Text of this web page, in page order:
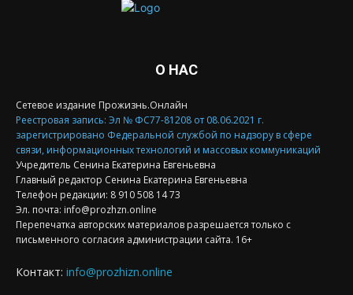
О НАС
Сетевое издание Прожизнь.Онлайн
Реестровая запись: Эл № ФС77-81208 от 08.06.2021 г.
зарегистрировано Федеральной службой по надзору в сфере
связи, информационных технологий и массовых коммуникаций
Учредитель Сенина Екатерина Евгеньевна
Главный редактор Сенина Екатерина Евгеньевна
Телефон редакции: 8 910 508 14 73
Эл. почта: info@prozhzn.online
Перепечатка авторских материалов разрешается только с
письменного согласия администрации сайта. 16+
Контакт: info@prozhizn.online